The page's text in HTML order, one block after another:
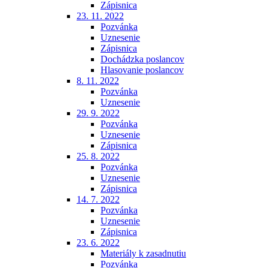
Zápisnica
23. 11. 2022
Pozvánka
Uznesenie
Zápisnica
Dochádzka poslancov
Hlasovanie poslancov
8. 11. 2022
Pozvánka
Uznesenie
29. 9. 2022
Pozvánka
Uznesenie
Zápisnica
25. 8. 2022
Pozvánka
Uznesenie
Zápisnica
14. 7. 2022
Pozvánka
Uznesenie
Zápisnica
23. 6. 2022
Materiály k zasadnutiu
Pozvánka